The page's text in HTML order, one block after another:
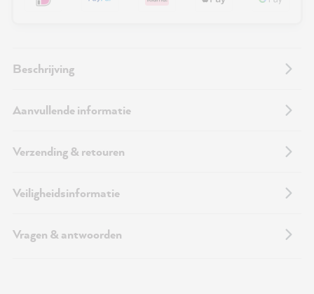
Beschrijving
Aanvullende informatie
Verzending & retouren
Veiligheidsinformatie
Vragen & antwoorden